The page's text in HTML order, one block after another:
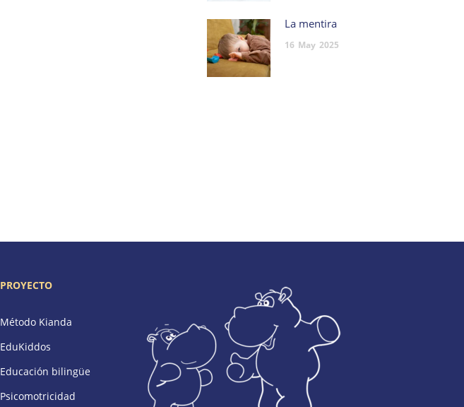
La mentira
16 May 2025
PROYECTO
Método Kianda
EduKiddos
Educación bilingüe
Psicomotricidad